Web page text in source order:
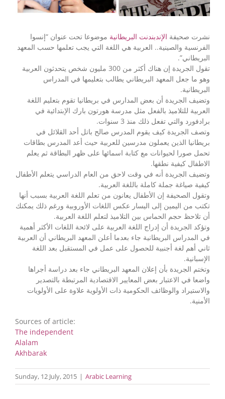
نشرت صحيفة الإندبندنت البريطانية موضوعا تحت عنوان “إنسوا
الفرنسية والصينية.. العربية هي اللغة التي يجب تعلمها حسب المعهد
البريطاني”.
تقول الجريدة إن هناك أكثر من 300 مليون شخص يتحدثون العربية
وهو ما جعل المعهد البريطاني يطالب بتعليمها في المدراس
البريطانية.
وتضيف الجريدة أن بعض المدارس في بريطانيا تقوم بتعليم اللغة
العربية للتلاميذ بالفعل مثل مدرسة هورتون بارك الإبتدائية في
برادفورد والتي تفعل ذلك منذ 3 سنوات.
وتصف الجريدة كيف يقوم المدرس صالح باتل أحد القلائل في
بريطانيا الذين يعملون مدرسين للعربية حيث أعد المدرس بطاقات
تحمل صورا لحيوانات مع كتابة اسمائها على ظهر البطاقة ثم يعلم
الاطفال كيفية نطقها.
وتضيف الجريدة أنه في وقت لاحق من العام الدراسي يتعلم الأطفال
كيفية صياغة جملة كاملة باللغة العربية.
وتقول الصحيفة إن الأطفال يعانون من تعلم اللغة العربية بسبب أنها
تكتب من اليمين إلى اليسار عكس اللغات الأوروبية ورغم ذلك يمكنك
أن تلاحظ حجم الحماس بين التلاميذ لتعلم اللغة العربية.
وتؤكد الجريدة أن إدراج اللغة العربية على لائحة اللغات الأكثر أهمية
في المدراس البريطانية جاء بعدما أعلن المعهد البريطاني أن العربية
ثاني أهم لغة أجنبية للحصول على عمل في المستقبل بعد اللغة
الإسبانية.
وتختم الجريدة بأن إعلان المعهد البريطاني جاء بعد دراسة أجراها
واضعا في الاعتبار بعض المعايير الاقتصادية المرتبطة بالتصدير
والاستيراد والوظائف الحكومية ذات الأولوية علاوة على الأولويات
الأمنية.
Sources of article:
The independent
Alalam
Akhbarak
Sunday, 12 July, 2015 | Arabic Learning